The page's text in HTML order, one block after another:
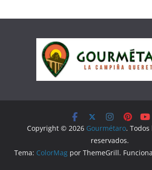
Copyright © 2026 Gourmétaro. Todos
reservados.
Tema: ColorMagpor ThemeGrill.